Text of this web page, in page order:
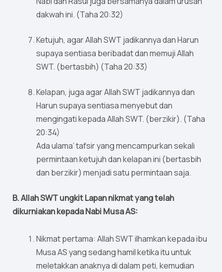
dakwah ini. (Taha 20:32)
Ketujuh, agar Allah SWT jadikannya dan Harun
supaya sentiasa beribadat dan memuji Allah
SWT. (bertasbih) (Taha 20:33)
Kelapan, juga agar Allah SWT jadikannya dan
Harun supaya sentiasa menyebut dan
mengingati kepada Allah SWT. (berzikir). (Taha
20:34)
Ada ulama’ tafsir yang mencampurkan sekali
permintaan ketujuh dan kelapan ini (bertasbih
dan berzikir) menjadi satu permintaan saja.
B. Allah SWT ungkit Lapan nikmat yang telah
dikurniakan kepada Nabi Musa AS:
Nikmat pertama: Allah SWT ilhamkan kepada ibu
Musa AS yang sedang hamil ketika itu untuk
meletakkan anaknya di dalam peti, kemudian